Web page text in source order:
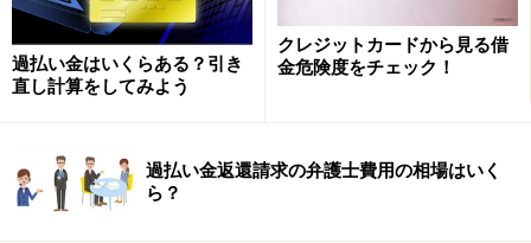
ば、配当原資として失います。借金部分だけをなくし、
財産はそのままに、といった都合のいい制度ではないの
です。
自己破産による影響を大きく別けると…
過払い金はいくらある？引き
直し計算をしてみよう
クレジットカードから見る借
金危険度をチェック！
過払い金返還請求の弁護士費用の相場はいく
ら？